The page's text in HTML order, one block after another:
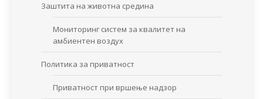
Заштита на животна средина
Мониторинг систем за квалитет на
амбиентен воздух
Политика за приватност
Приватност при вршење надзор